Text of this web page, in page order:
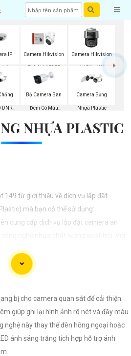
IP Camera Hikvision
Full Hd 1080P
Camera Hikvision
4K Siêu Nét
DNR
Bộ Camera Ban
Đêm Có Màu
Kbvision
Camera Bằng
Nhựa Plastic
NHỰA PLASTIC
149 từ giới thiệu về dịch vụ lắp đặt
mà bạn có thể sử dụng:
cung cấp dịch vụ lắp đặt camera an
chúng tôi cam kết mang đến cho
về an ninh tại mọi không gian. Hệ
An Thành Phát Không chỉ mang lại hình
khách sẽ được tư vấn kỹ lưỡng và lựa
cho gia đình, cửa hàng hoặc doanh
tôi giúp bạn bảo vệ mọi khoảnh khắc
bị cho camera quan sát để cải thiện
giúp ghi lại hình ảnh rõ nét và đầy màu
nghệ này thay thế đèn hồng ngoại hoặc
ánh sáng trắng tích hợp hỗ trợ ánh